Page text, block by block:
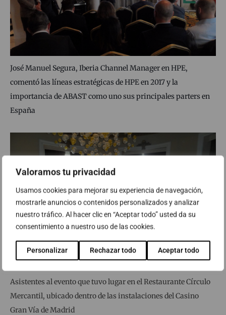
Valoramos tu privacidad
Usamos cookies para mejorar su experiencia de navegación,
mostrarle anuncios o contenidos personalizados y analizar
nuestro tráfico. Al hacer clic en “Aceptar todo” usted da su
consentimiento a nuestro uso de las cookies.
Personalizar Rechazar todo Aceptar todo
José Manuel Segura, Iberia Channel Manager en HPE,
comentó las líneas estratégicas de HPE en 2017 y la
importancia de ABAST como uno sus principales parters en
España
Asistentes al evento que tuvo lugar en el Restaurante Círculo
Mercantil, ubicado dentro de las instalaciones del Casino
Gran Vía de Madrid